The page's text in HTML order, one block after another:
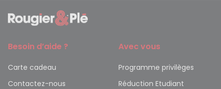
Besoin d’aide ?
Carte cadeau
Contactez-nous
Avec vous
Programme privilèges
Réduction Etudiant